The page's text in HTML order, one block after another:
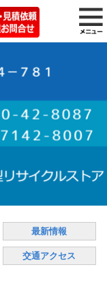
最新情報
交通アクセス